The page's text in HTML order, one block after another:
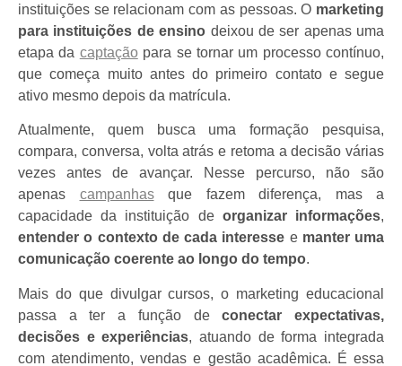
instituições se relacionam com as pessoas. O marketing
para instituições de ensino deixou de ser apenas uma
etapa da captaçãopara se tornar um processo contínuo,
que começa muito antes do primeiro contato e segue
ativo mesmo depois da matrícula.
Atualmente, quem busca uma formação pesquisa,
compara, conversa, volta atrás e retoma a decisão várias
vezes antes de avançar. Nesse percurso, não são
apenas campanhasque fazem diferença, mas a
capacidade da instituição de organizar informações,
entender o contexto de cada interesse e manter uma
comunicação coerente ao longo do tempo.
Mais do que divulgar cursos, o marketing educacional
passa a ter a função deconectar expectativas,
decisões e experiências, atuando de forma integrada
com atendimento, vendas e gestão acadêmica. É essa